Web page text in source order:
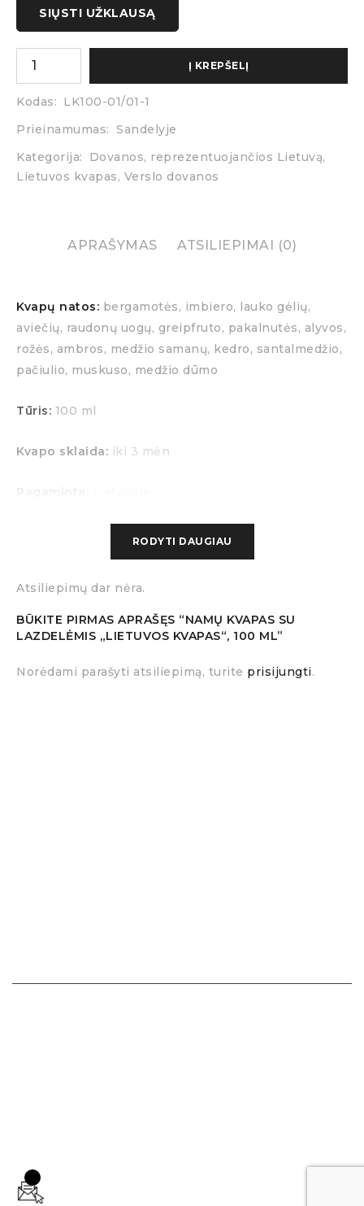
SIŲSTI UŽKLAUSĄ
Į KREPŠELĮ
Kodas: LK100-01/01-1
Prieinamumas: Sandelyje
Kategorija:
Dovanos, reprezentuojančios Lietuvą,
Lietuvos kvapas, Verslo dovanos
APRAŠYMAS ATSILIEPIMAI (0)
Kvapų natos: bergamotės, imbiero, lauko gėlių,
aviečių, raudonų uogų, greipfruto, pakalnutės, alyvos,
rožės, ambros, medžio samanų, kedro, santalmedžio,
pačiulio, muskuso, medžio dūmo
Tūris: 100 ml
Kvapo sklaida: iki 3 mėn
RODYTI DAUGIAU
Atsiliepimų dar nėra.
BŪKITE PIRMAS APRAŠĘS “NAMŲ KVAPAS SU
LAZDELĖMIS „LIETUVOS KVAPAS“, 100 ML”
Norėdami parašyti atsiliepimą, turite prisijungti.